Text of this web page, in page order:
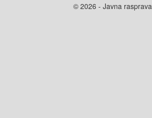
© 2026 - Javna rasprava